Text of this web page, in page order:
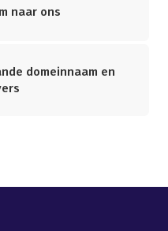
naar ons
domeinnaam en